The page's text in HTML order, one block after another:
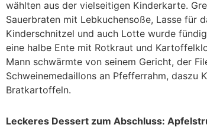
wählten aus der vielseitigen Kinderkarte.
Sauerbraten mit Lebkuchensoße, Lasse für
Kinderschnitzel und auch Lotte wurde
eine halbe Ente mit Rotkraut und
Mann schwärmte von seinem Gericht, der
Schweinemedaillons an Pfefferrahm, daszu
Bratkartoffeln.
Leckeres Dessert zum Abschluss: